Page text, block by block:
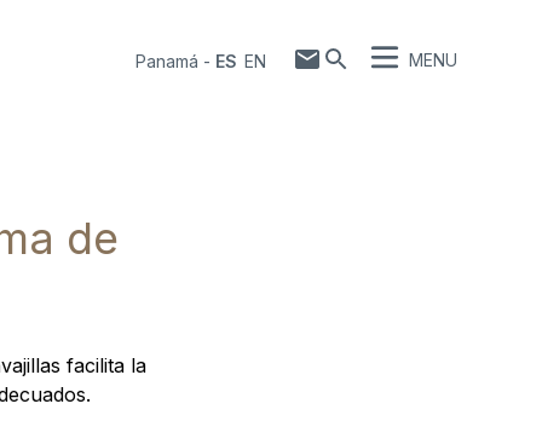
Panamá - ES EN MENU
de
facilita la